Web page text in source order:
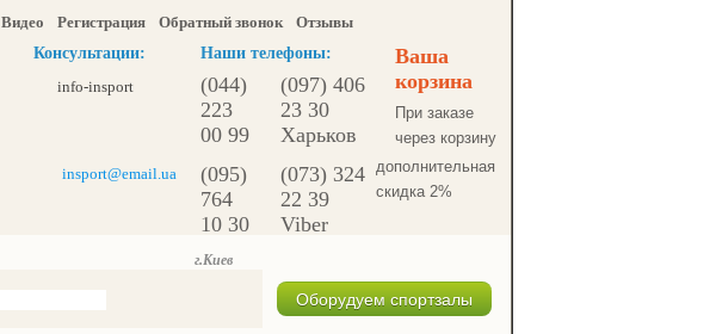
Видео Регистрация Обратный звонок
Отзывы
Консультации:
Наши телефоны:
Ваша
корзина
При заказе
через корзину
дополнительная
скидка 2%
info-insport
(044)
223
00 99
(097) 406
23 30
Харьков
insport@email.ua
(095)
764
10 30
(073) 324
22 39
Viber
г.Киев
Оборудуем спортзалы